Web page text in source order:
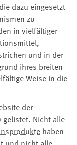
dazu eingesetzt
zu
in vielfältiger
und in der
ihres breiten
Weise in die
der
gelistet. Nicht alle
haben
und nicht alle